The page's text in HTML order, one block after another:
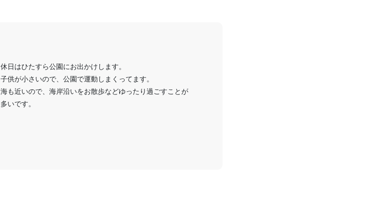
休日はひたすら公園にお出かけします。
子供が小さいので、公園で運動しまくってます。
海も近いので、海岸沿いをお散歩などゆったり過ごすことが
多いです。